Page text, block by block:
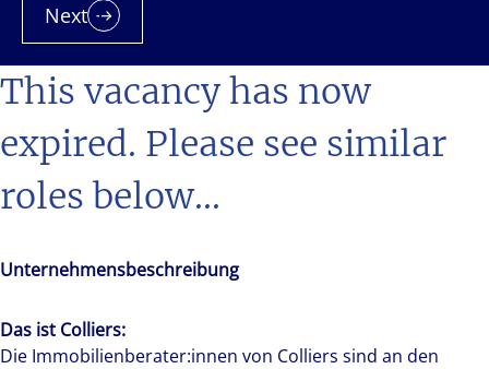
This vacancy has now
expired. Please see similar
roles below...
Unternehmensbeschreibung
Das ist Colliers:
Die Immobilienberater:innen von Colliers sind an den
Next